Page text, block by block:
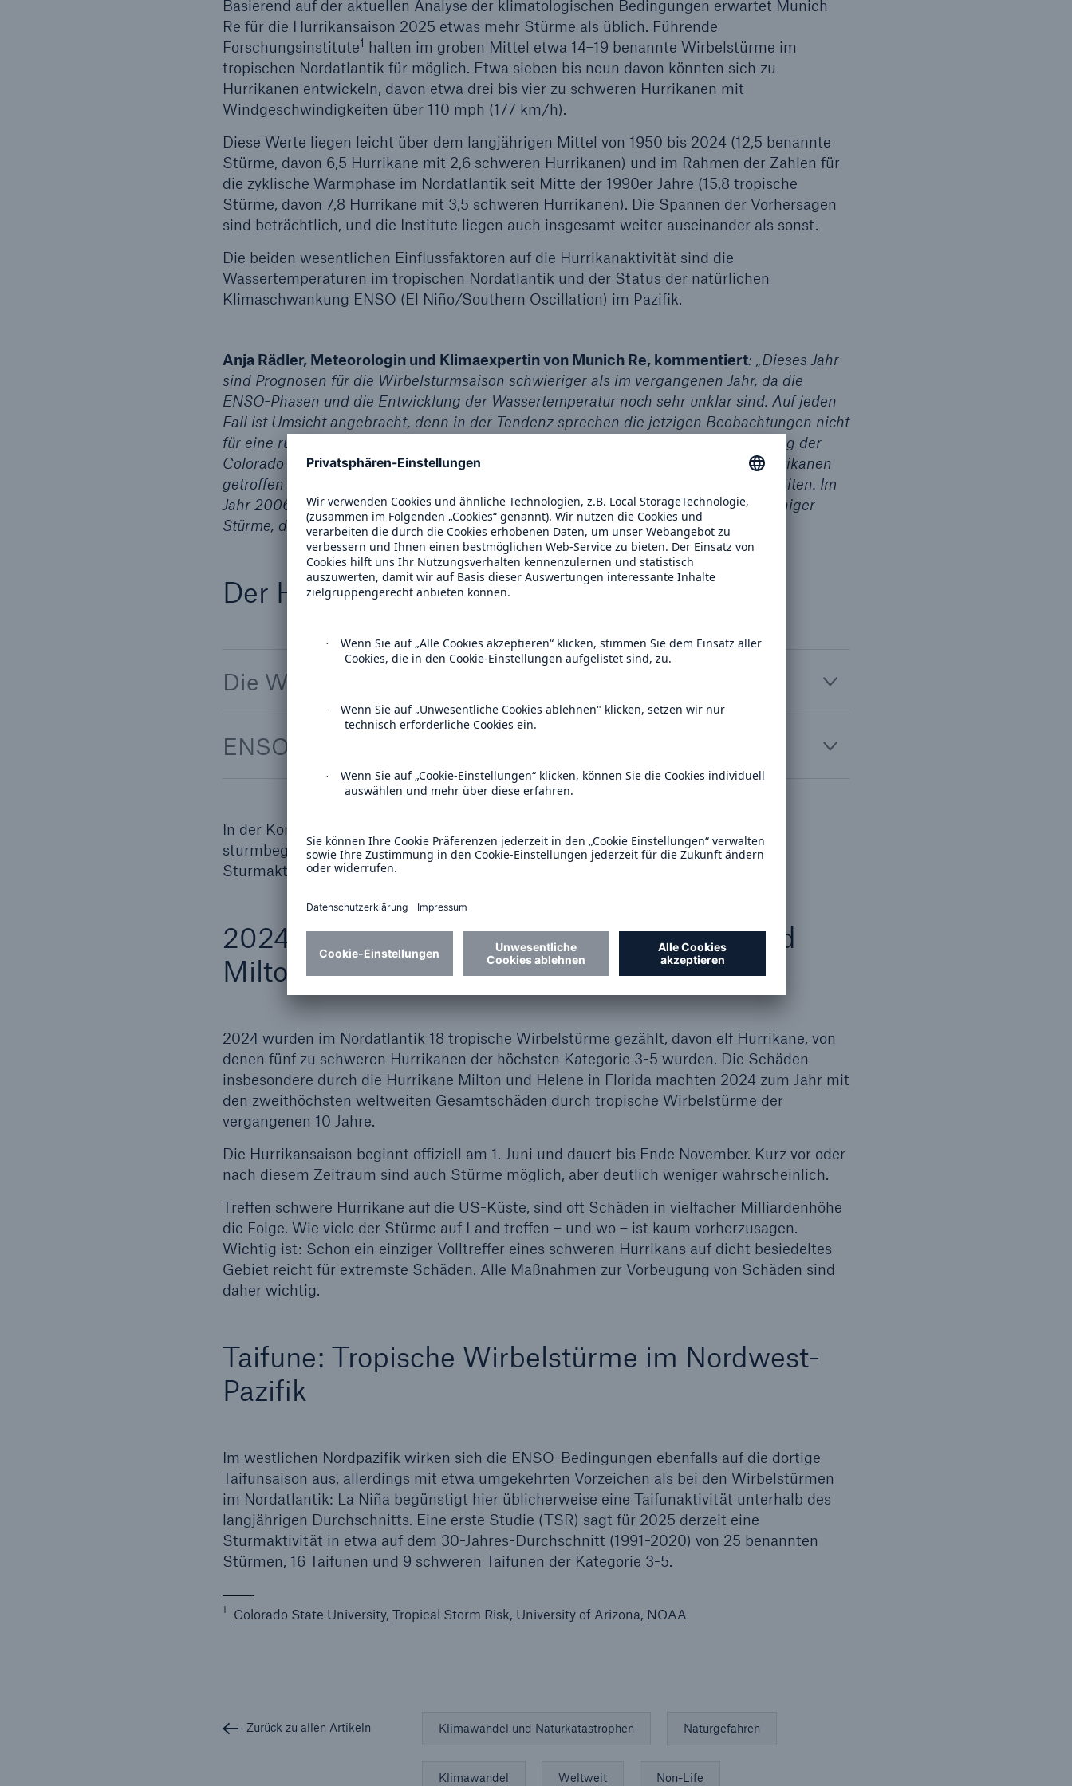
Basierend auf der aktuellen Analyse der klimatologischen Bedingungen erwartet Munich
Re für die Hurrikansaison 2025 etwas mehr Stürme als üblich. Führende
Forschungsinstitute1 halten im groben Mittel etwa 14–19 benannte Wirbelstürme im
tropischen Nordatlantik für möglich. Etwa sieben bis neun davon könnten sich zu
Hurrikanen entwickeln, davon etwa drei bis vier zu schweren Hurrikanen mit
Windgeschwindigkeiten über 110 mph (177 km/h).
Diese Werte liegen leicht über dem langjährigen Mittel von 1950 bis 2024 (12,5 benannte
Stürme, davon 6,5 Hurrikane mit 2,6 schweren Hurrikanen) und im Rahmen der Zahlen für
die zyklische Warmphase im Nordatlantik seit Mitte der 1990er Jahre (15,8 tropische
Stürme, davon 7,8 Hurrikane mit 3,5 schweren Hurrikanen). Die Spannen der Vorhersagen
sind beträchtlich, und die Institute liegen auch insgesamt weiter auseinander als sonst.
Die beiden wesentlichen Einflussfaktoren auf die Hurrikanaktivität sind die
Wassertemperaturen im tropischen Nordatlantik und der Status der natürlichen
Klimaschwankung ENSO (El Niño/Southern Oscillation) im Pazifik.
Anja Rädler, Meteorologin und Klimaexpertin von Munich Re, kommentiert: „Dieses Jahr
sind Prognosen für die Wirbelsturmsaison schwieriger als im vergangenen Jahr, da die
ENSO-Phasen und die Entwicklung der Wassertemperatur noch sehr unklar sind. Auf jeden
Fall ist Umsicht angebracht, denn in der Tendenz sprechen die jetzigen Beobachtungen nicht
für eine ruhige Sturmsaison. Bei ähnlicher Ausgangslage wurden einer Untersuchung der
Colorado State University zufolge 2017 die USA von gleich drei zerstörerischen Hurrikanen
getroffen – Harvey, Irma und Maria. Es war die zweitteuerste Hurrikansaison aller Zeiten. Im
Jahr 2006 mit vergleichbaren Bedingungen zu Beginn gab es dagegen deutlich weniger
Stürme, die Schäden blieben unter 1 Mrd. US$.“
Der Hintergrund:
Die Wasseroberflächentemperaturen
ENSO (El Niño/Southern Oscillation)
In der Kombination – etwas überdurchschnittliche Wassertemperaturen und
sturmbegünstigende ENSO-Bedingungen – machen daher aus jetziger Sicht eine
Sturmaktivität leicht über dem langfristigen Durchschnitt wahrscheinlich.
2024 verursachten die Hurrikane Helene und
Milton die höchsten Schäden
2024 wurden im Nordatlantik 18 tropische Wirbelstürme gezählt, davon elf Hurrikane, von
denen fünf zu schweren Hurrikanen der höchsten Kategorie 3-5 wurden. Die Schäden
insbesondere durch die Hurrikane Milton und Helene in Florida machten 2024 zum Jahr mit
den zweithöchsten weltweiten Gesamtschäden durch tropische Wirbelstürme der
vergangenen 10 Jahre.
Die Hurrikansaison beginnt offiziell am 1. Juni und dauert bis Ende November. Kurz vor oder
nach diesem Zeitraum sind auch Stürme möglich, aber deutlich weniger wahrscheinlich.
Treffen schwere Hurrikane auf die US-Küste, sind oft Schäden in vielfacher Milliardenhöhe
die Folge. Wie viele der Stürme auf Land treffen – und wo – ist kaum vorherzusagen.
Wichtig ist: Schon ein einziger Volltreffer eines schweren Hurrikans auf dicht besiedeltes
Gebiet reicht für extremste Schäden. Alle Maßnahmen zur Vorbeugung von Schäden sind
daher wichtig.
Taifune: Tropische Wirbelstürme im Nordwest-
Pazifik
Im westlichen Nordpazifik wirken sich die ENSO-Bedingungen ebenfalls auf die dortige
Taifunsaison aus, allerdings mit etwa umgekehrten Vorzeichen als bei den Wirbelstürmen
im Nordatlantik: La Niña begünstigt hier üblicherweise eine Taifunaktivität unterhalb des
langjährigen Durchschnitts. Eine erste Studie (TSR) sagt für 2025 derzeit eine
Sturmaktivität in etwa auf dem 30-Jahres-Durchschnitt (1991-2020) von 25 benannten
Stürmen, 16 Taifunen und 9 schweren Taifunen der Kategorie 3-5.
1 Colorado State University, Tropical Storm Risk, University of Arizona, NOAA
Zurück zu allen Artikeln Klimawandel und Naturkatastrophen Naturgefahren
Klimawandel Weltweit Non-Life